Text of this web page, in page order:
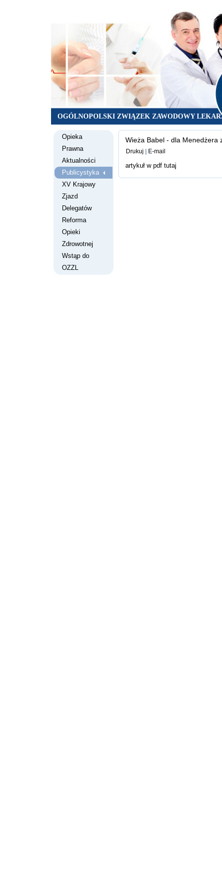
OGÓLNOPOLSKI ZWIĄZEK ZAWODOWY
Opieka
Prawna
Aktualności
Publicystyka
XV Krajowy
Zjazd
Delegatów
Reforma
Opieki
Zdrowotnej
Wstąp do
OZZL
Wieża Babel - dla Menedżera
Drukuj E-mail
artykuł w pdf tutaj